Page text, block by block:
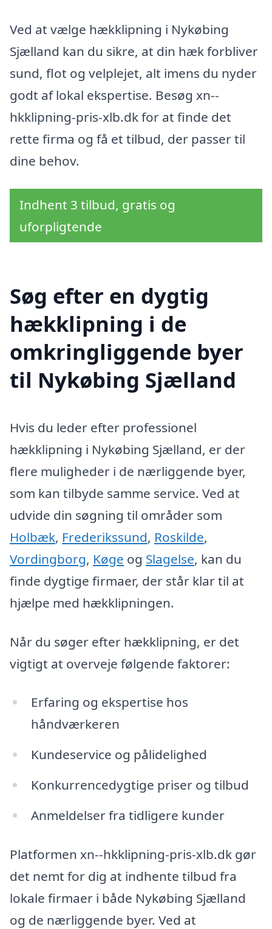
Ved at vælge hækklipning i Nykøbing
Sjælland kan du sikre, at din hæk forbliver
sund, flot og velplejet, alt imens du nyder
godt af lokal ekspertise. Besøg xn--
hkklipning-pris-xlb.dk for at finde det
rette firma og få et tilbud, der passer til
dine behov.
Indhent 3 tilbud, gratis og
uforpligtende
Søg efter en dygtig
hækklipning i de
omkringliggende byer
til Nykøbing Sjælland
Hvis du leder efter professionel
hækklipning i Nykøbing Sjælland, er der
flere muligheder i de nærliggende byer,
som kan tilbyde samme service. Ved at
udvide din søgning til områder som
Holbæk, Frederikssund, Roskilde,
Vordingborg, Køge og Slagelse, kan du
finde dygtige firmaer, der står klar til at
hjælpe med hækklipningen.
Når du søger efter hækklipning, er det
vigtigt at overveje følgende faktorer:
Erfaring og ekspertise hos
håndværkeren
Kundeservice og pålidelighed
Konkurrencedygtige priser og tilbud
Anmeldelser fra tidligere kunder
Platformen xn--hkklipning-pris-xlb.dk gør
det nemt for dig at indhente tilbud fra
lokale firmaer i både Nykøbing Sjælland
og de nærliggende byer. Ved at